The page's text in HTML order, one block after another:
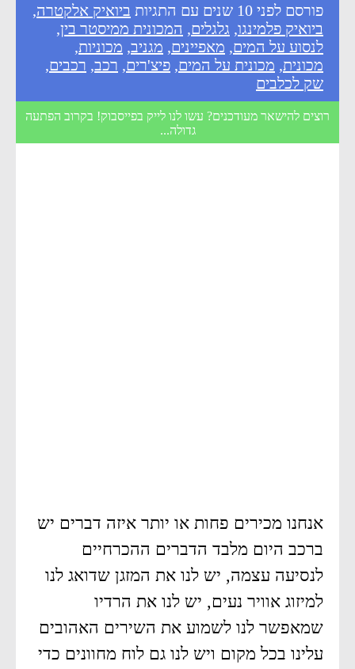
פורסם לפני 10 שנים עם התגיות ביואיק אלקטרה,
ביואיק פלמינגו, גלגלים, המכונית ממיסטר בין,
לנסוע על המים, מאפיינים, מגניב, מכוניות,
מכונית, מכונית על המים, פיצ'רים, רכב, רכבים,
שק לכלבים
רוצים להישאר מעודכנים? עשו לנו לייק בפייסבוק! בקרוב הפתעה
גדולה...
אנחנו מכירים פחות או יותר איזה דברים יש
ברכב היום מלבד הדברים ההכרחיים
לנסיעה עצמה, יש לנו את המזגן שדואג לנו
למיזוג אוויר נעים, יש לנו את הרדיו
שמאפשר לנו לשמוע את השירים האהובים
עלינו בכל מקום ויש לנו גם לוח מחוונים כדי